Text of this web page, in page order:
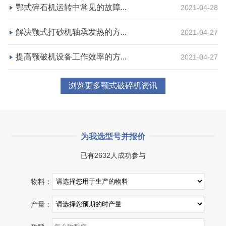
咨询该项目执行经理
湖北省宜昌市砂石集并日产一万吨砂石料生产线
项目坐标
湖北省宜昌市
设计产能
日产一万吨
鄂式碎石机运转中常见的故障... 2021-04-28
解决颚式打砂机轴承发热的方... 2021-04-27
提高颚破机设备工作效率的方... 2021-04-27
浏览更多颚式破碎机资讯
为我选型号并报价
已有2632人成功参与
物料：
产量：